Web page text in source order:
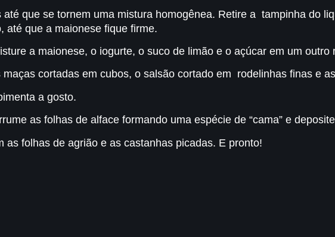
até que se tornem uma mistura homogênea. Retire a tampinha do
até que a maionese fique firme.
a maionese, o iogurte, o suco de limão e o açúcar em um outro
cortadas em cubos, o salsão cortado em rodelinhas finas e
a gosto.
as folhas de alface formando uma espécie de “cama” e
as folhas de agrião e as castanhas picadas. E pronto!